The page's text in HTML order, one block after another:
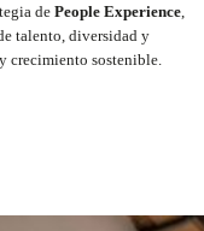
de People Experience
talento, diversidad y
crecimiento sostenible.